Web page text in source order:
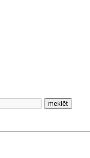
meklēt